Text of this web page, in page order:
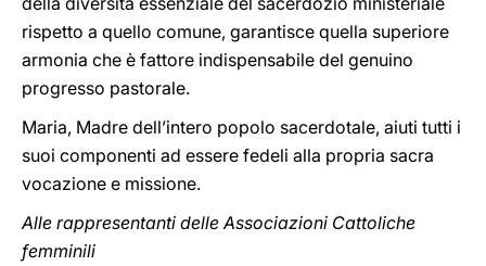
rispetto a quello comune, garantisce quella superiore
armonia che è fattore indispensabile del genuino
progresso pastorale.
Maria, Madre dell’intero popolo sacerdotale, aiuti tutti i
suoi componenti ad essere fedeli alla propria sacra
vocazione e missione.
Alle rappresentanti delle Associazioni Cattoliche
femminili